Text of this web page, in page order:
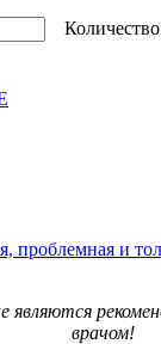
проблемная и
врачом!